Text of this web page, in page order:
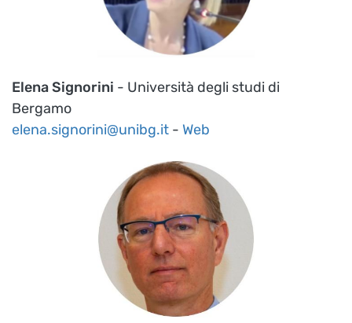
Elena Signorini - Università degli studi di
Bergamo
elena.signorini@unibg.it - Web